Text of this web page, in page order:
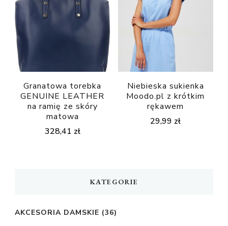
Granatowa torebka
GENUINE LEATHER
na ramię ze skóry
matowa
328,41 zł
Niebieska sukienka
Moodo.pl z krótkim
rękawem
29,99 zł
KATEGORIE
AKCESORIA DAMSKIE (36)